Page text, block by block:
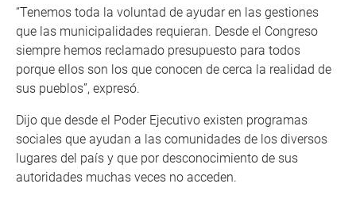
“Tenemos toda la voluntad de ayudar en las gestiones
que las municipalidades requieran. Desde el Congreso
siempre hemos reclamado presupuesto para todos
porque ellos son los que conocen de cerca la realidad de
sus pueblos”, expresó.
Dijo que desde el Poder Ejecutivo existen programas
sociales que ayudan a las comunidades de los diversos
lugares del país y que por desconocimiento de sus
autoridades muchas veces no acceden.